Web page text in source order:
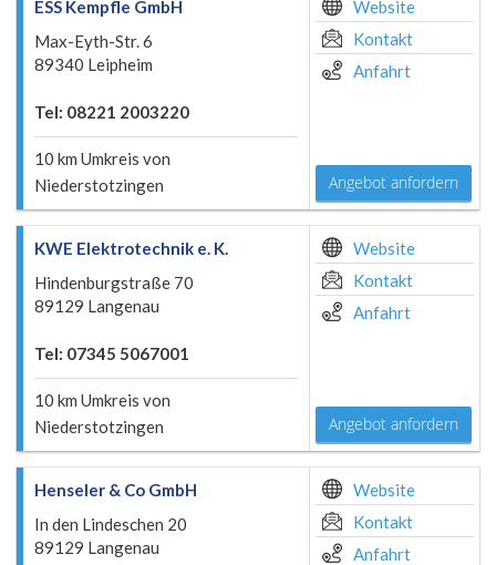
ESS Kempfle GmbH
Max-Eyth-Str. 6
89340 Leipheim
Tel: 08221 2003220
10 km Umkreis von
Niederstotzingen
Website
Kontakt
Anfahrt
Angebot anfordern
KWE Elektrotechnik e. K.
Hindenburgstraße 70
89129 Langenau
Tel: 07345 5067001
10 km Umkreis von
Niederstotzingen
Website
Kontakt
Anfahrt
Angebot anfordern
Henseler & Co GmbH
In den Lindeschen 20
89129 Langenau
Website
Kontakt
Anfahrt